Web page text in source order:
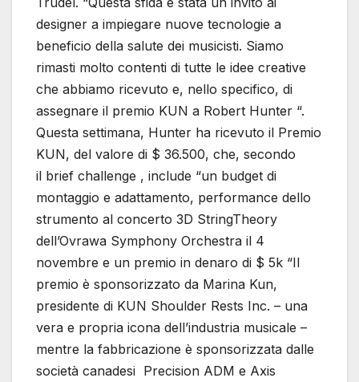
designer a impiegare nuove tecnologie a
beneficio della salute dei musicisti. Siamo
rimasti molto contenti di tutte le idee creative
che abbiamo ricevuto e, nello specifico, di
assegnare il premio KUN a Robert Hunter “.
Questa settimana, Hunter ha ricevuto il Premio
KUN, del valore di $ 36.500, che, secondo
il brief challenge , include “un budget di
montaggio e adattamento, performance dello
strumento al concerto 3D StringTheory
dell’Ovrawa Symphony Orchestra il 4
novembre e un premio in denaro di $ 5k “Il
premio è sponsorizzato da Marina Kun,
presidente di KUN Shoulder Rests Inc. – una
vera e propria icona dell’industria musicale –
mentre la fabbricazione è sponsorizzata dalle
società canadesi Precision ADM e Axis